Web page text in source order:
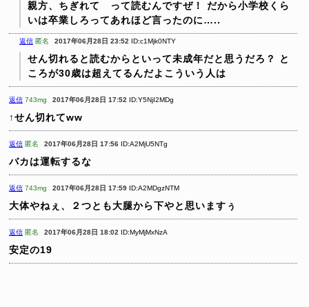
親方、ちぎれて って読むんですぜ！
だから小学校くら
いは卒業しろってあれほど言ったのに…..
返信 匿名 2017年06月28日 23:52 ID:c1Mjk0NTY
せん切れると読むからといって未成年だと思うだろ？
と
ころが30歳は超えてるんだよこういう人は
返信 743mg 2017年06月28日 17:52 ID:Y5NjI2MDg
↑せん切れてww
返信 匿名 2017年06月28日 17:56 ID:A2MjU5NTg
バカは運転するな
返信 743mg 2017年06月28日 17:59 ID:A2MDgzNTM
大体やねぇ、２つとも大腿から下やと思いますぅ
返信 匿名 2017年06月28日 18:02 ID:MyMjMxNzA
安定の19